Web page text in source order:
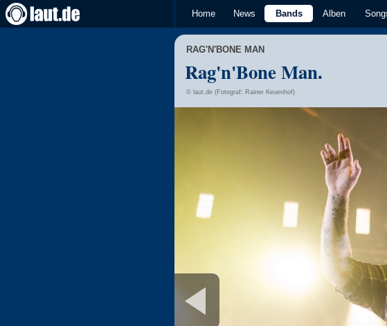
Home News Bands Alben
RAG'N'BONE MAN
Rag'n'Bone Man.
© laut.de (Fotograf: Rainer Keuenhof)